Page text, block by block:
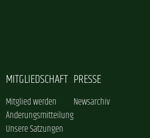
MITGLIEDSCHAFT
Mitglied werden
Änderungsmitteilung
Unsere Satzungen
PRESSE
Newsarchiv